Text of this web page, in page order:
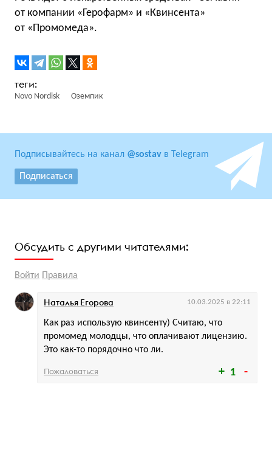
от компании «Герофарм» и «Квинсента»
от «Промомеда».
Novo Nordisk Оземпик
Подписывайтесь на канал @sostav в Telegram
Подписаться
Обсудить с другими читателями:
Войти Правила
1
Как раз использую квинсенту) Считаю, что
промомед молодцы, что оплачивают лицензию.
Это как-то порядочно что ли.
Наталья Егорова 10.03.2025 в 22:11
Пожаловаться